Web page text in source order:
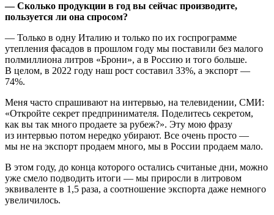
— Сколько продукции в год вы сейчас производите,
пользуется ли она спросом?
— Только в одну Италию и только по их госпрограмме
утепления фасадов в прошлом году мы поставили без малого
полмиллиона литров «Брони», а в Россию и того больше.
В целом, в 2022 году наш рост составил 33%, а экспорт —
74%.
Меня часто спрашивают на интервью, на телевидении, СМИ:
«Откройте секрет предпринимателя. Поделитесь секретом,
как вы так много продаете за рубеж?». Эту мою фразу
из интервью потом нередко убирают. Все очень просто —
мы не на экспорт продаем много, мы в России продаем мало.
В этом году, до конца которого остались считаные дни, можно
уже смело подводить итоги — мы приросли в литровом
эквиваленте в 1,5 раза, а соотношение экспорта даже немного
увеличилось.